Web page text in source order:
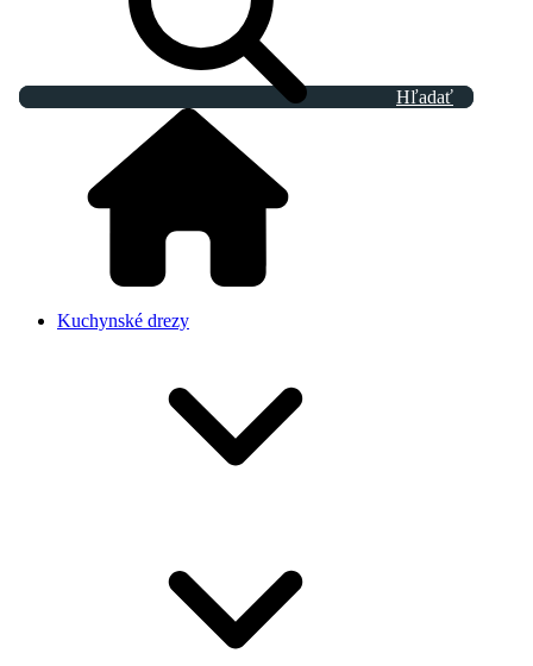
Hľadať
Kuchynské drezy